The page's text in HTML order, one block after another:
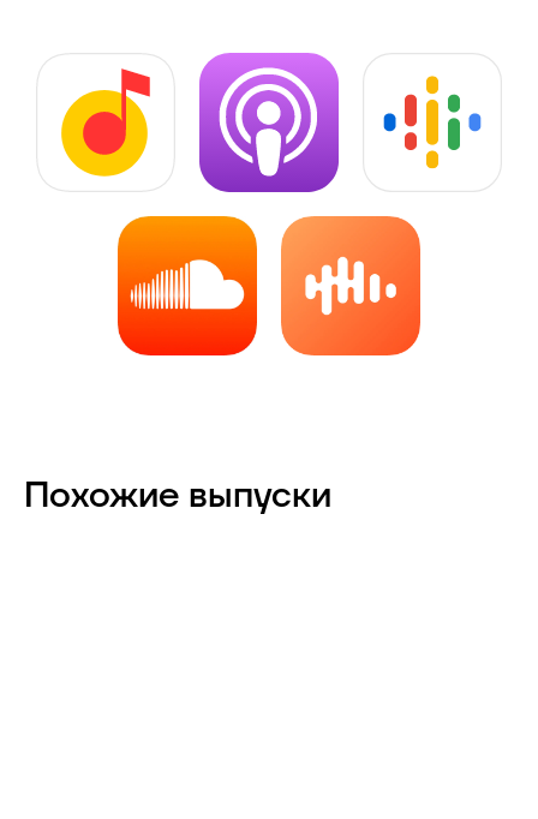
Похожие выпуски